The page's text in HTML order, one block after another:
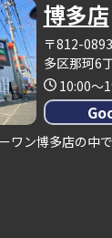
博多店
〒812-
多区那珂6
10:00～
ワン博多店の中